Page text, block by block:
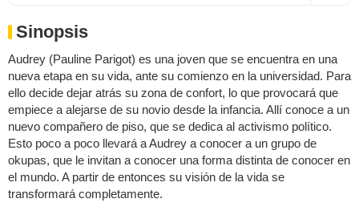
Sinopsis
Audrey (Pauline Parigot) es una joven que se encuentra en una
nueva etapa en su vida, ante su comienzo en la universidad. Para
ello decide dejar atrás su zona de confort, lo que provocará que
empiece a alejarse de su novio desde la infancia. Allí conoce a un
nuevo compañero de piso, que se dedica al activismo político.
Esto poco a poco llevará a Audrey a conocer a un grupo de
okupas, que le invitan a conocer una forma distinta de conocer en
el mundo. A partir de entonces su visión de la vida se
transformará completamente.